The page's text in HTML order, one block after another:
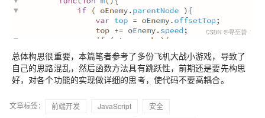
总体构思很重要，本篇笔者参考了多份飞机大战小游戏，导致了
自己的思路混乱，然后函数方法具有跳跃性，前期还是要先构思
好，对各个功能的实现做详细的思考，使代码不要高耦合。
文章标签： 前端开发 JavaScript
安全